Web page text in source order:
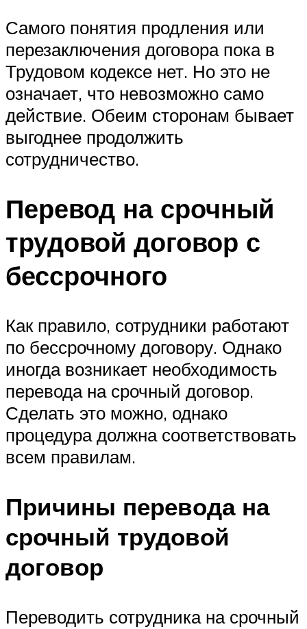
Самого понятия продления или
перезаключения договора пока в
Трудовом кодексе нет. Но это не
означает, что невозможно само
действие. Обеим сторонам бывает
выгоднее продолжить
сотрудничество.
Перевод на срочный
трудовой договор с
бессрочного
Как правило, сотрудники работают
по бессрочному договору. Однако
иногда возникает необходимость
перевода на срочный договор.
Сделать это можно, однако
процедура должна соответствовать
всем правилам.
Причины перевода на
срочный трудовой
договор
Переводить сотрудника на срочный